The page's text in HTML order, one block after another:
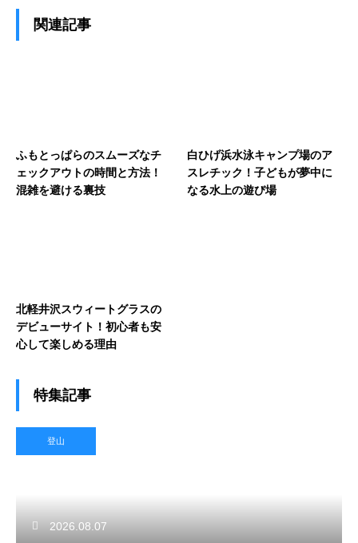
関連記事
ふもとっぱらのスムーズなチ
ェックアウトの時間と方法！
混雑を避ける裏技
白ひげ浜水泳キャンプ場のア
スレチック！子どもが夢中に
なる水上の遊び場
北軽井沢スウィートグラスの
デビューサイト！初心者も安
心して楽しめる理由
特集記事
登山
2026.08.07